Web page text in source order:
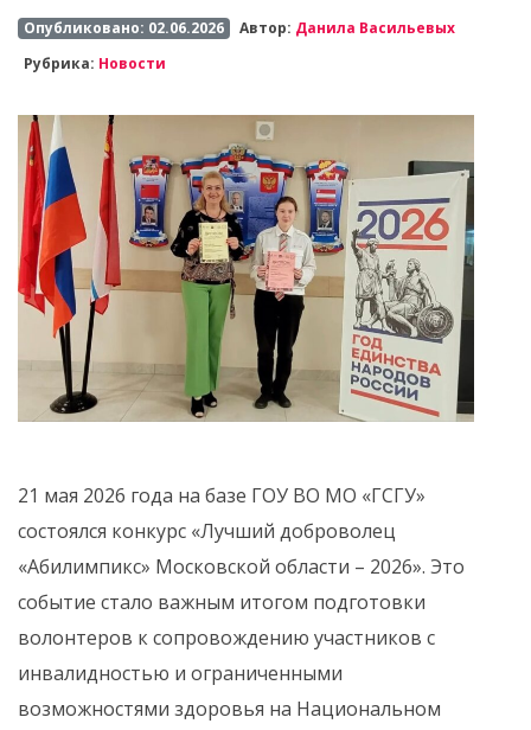
Опубликовано: 02.06.2026 Автор: Данила Васильевых
Рубрика: Новости
21 мая 2026 года на базе ГОУ ВО МО «ГСГУ»
состоялся конкурс «Лучший доброволец
«Абилимпикс» Московской области – 2026». Это
событие стало важным итогом подготовки
волонтеров к сопровождению участников с
инвалидностью и ограниченными
возможностями здоровья на Национальном